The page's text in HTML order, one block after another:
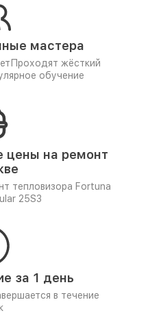
мастера
Проходят жёсткий
обучение
цены на ремонт
тепловизора Fortuna
25S3
за 1 день
в течение